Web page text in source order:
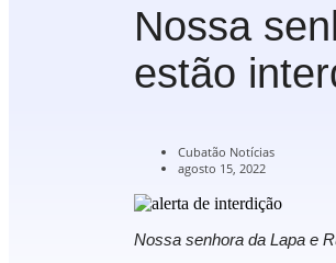
Lagoa do Quarentenário
Idosa morre após sofrer
Nossa
estão
Cubatão Notícias
agosto 15, 2022
Nossa senhora da Lapa e